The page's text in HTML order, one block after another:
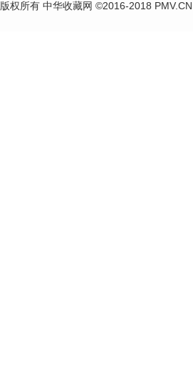
版权所有 中华收藏网 ©2016-2018